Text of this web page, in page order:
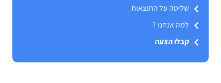
שליטה על התוצאות
למה אנחנו ?
קבלו הצעה